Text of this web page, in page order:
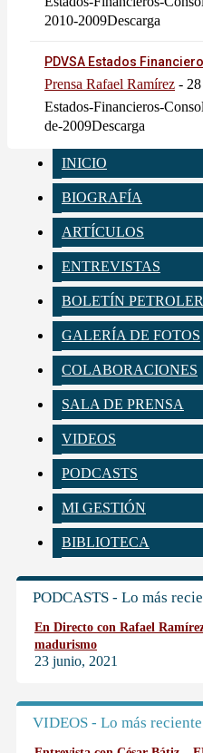
2010-2009Descarga
PDVSA Estados
Prensa Rafael Ramírez -
Estados-Financieros-
de-2009Descarga
INICIO
BIOGRAFÍA
ARTÍCULOS
ENTREVISTAS
BOLETÍN
GALERÍA DE FOTOS
COLABORACIONES
SALA DE PRENSA
VIDEOS
PODCASTS
MI GESTIÓN
BIBLIOTECA
PODCASTS - Lo más
En Directo con Rafael
madurismo
23 junio, 2021
VIDEOS - Lo más reciente